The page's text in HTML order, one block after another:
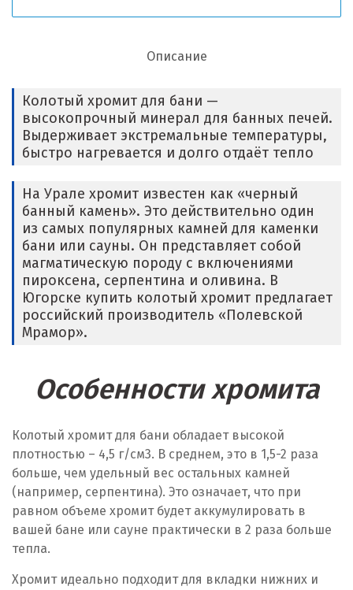
Описание
Колотый хромит для бани —
высокопрочный минерал для банных печей.
Выдерживает экстремальные температуры,
быстро нагревается и долго отдаёт тепло
На Урале хромит известен как «черный
банный камень». Это действительно один
из самых популярных камней для каменки
бани или сауны. Он представляет собой
магматическую породу с включениями
пироксена, серпентина и оливина. В
Югорске купить колотый хромит предлагает
российский производитель «Полевской
Мрамор».
Особенности хромита
Колотый хромит для бани обладает высокой
плотностью – 4,5 г/см3. В среднем, это в 1,5-2 раза
больше, чем удельный вес остальных камней
(например, серпентина). Это означает, что при
равном объеме хромит будет аккумулировать в
вашей бане или сауне практически в 2 раза больше
тепла.
Хромит идеально подходит для вкладки нижних и